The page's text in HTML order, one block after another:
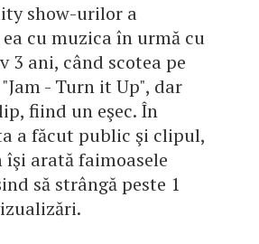
show-urilor a
cu muzica în urmă cu
3 ani, când scotea pe
- Turn it Up", dar
fiind un eşec. În
a făcut public şi clipul,
îşi arată faimoasele
să strângă peste 1